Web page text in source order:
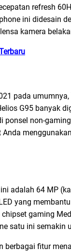
refresh
ini didesain
kamera
pada
G95 banyak
ponsel non-
adalah 64 MP
yang
gaming
satu ini semakin
berbagai fitur